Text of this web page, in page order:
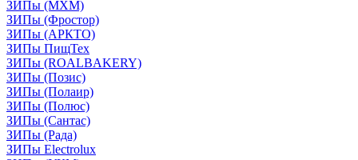
ЗИПы (МХМ)
ЗИПы (Фростор)
ЗИПы (АРКТО)
ЗИПы ПищТех
ЗИПы (ROALBAKERY)
ЗИПы (Позис)
ЗИПы (Полаир)
ЗИПы (Полюс)
ЗИПы (Сантас)
ЗИПы (Рада)
ЗИПы Electrolux